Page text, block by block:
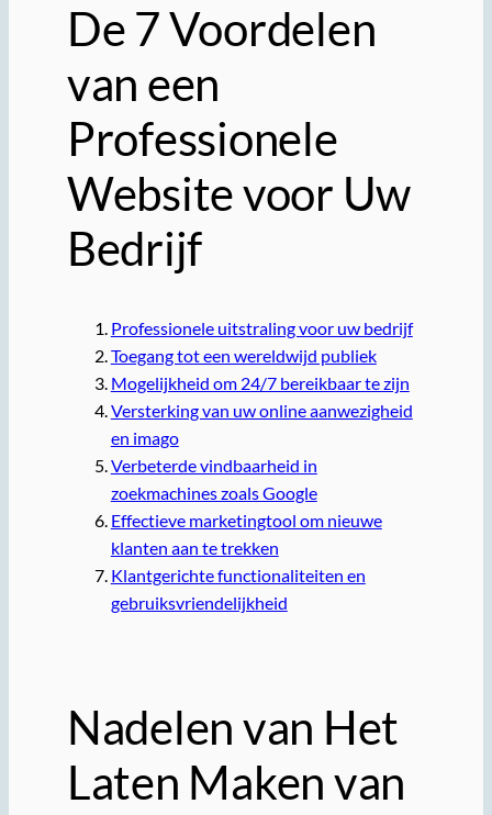
De 7 Voordelen
van een
Professionele
Website voor Uw
Bedrijf
Professionele uitstraling voor uw bedrijf
Toegang tot een wereldwijd publiek
Mogelijkheid om 24/7 bereikbaar te zijn
Versterking van uw online aanwezigheid
en imago
Verbeterde vindbaarheid in
zoekmachines zoals Google
Effectieve marketingtool om nieuwe
klanten aan te trekken
Klantgerichte functionaliteiten en
gebruiksvriendelijkheid
Nadelen van Het
Laten Maken van